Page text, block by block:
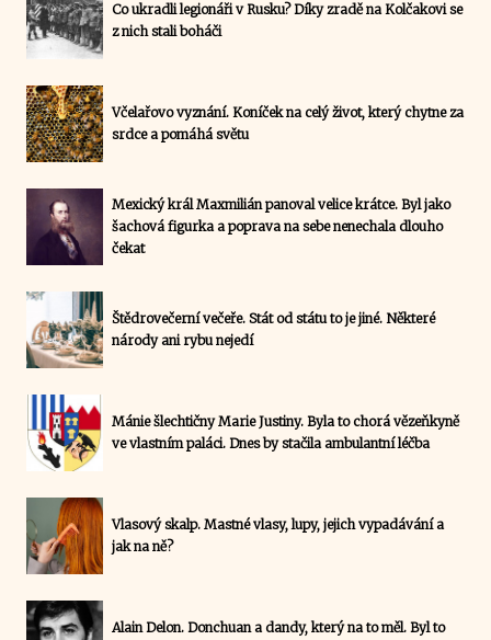
Co ukradli legionáři v Rusku? Díky zradě na Kolčakovi se
z nich stali boháči
Včelařovo vyznání. Koníček na celý život, který chytne za
srdce a pomáhá světu
Mexický král Maxmilián panoval velice krátce. Byl jako
šachová figurka a poprava na sebe nenechala dlouho
čekat
Štědrovečerní večeře. Stát od státu to je jiné. Některé
národy ani rybu nejedí
Mánie šlechtičny Marie Justiny. Byla to chorá vězeňkyně
ve vlastním paláci. Dnes by stačila ambulantní léčba
Vlasový skalp. Mastné vlasy, lupy, jejich vypadávání a
jak na ně?
Alain Delon. Donchuan a dandy, který na to měl. Byl to